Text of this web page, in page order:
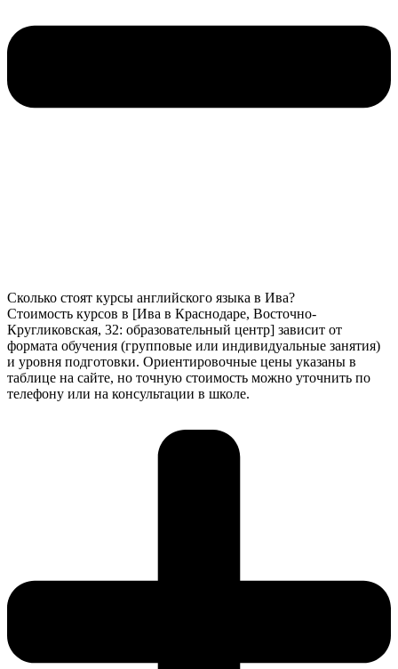
Сколько стоят курсы английского языка в Ива?
Стоимость курсов в [Ива в Краснодаре, Восточно-
Кругликовская, 32: образовательный центр] зависит от
формата обучения (групповые или индивидуальные занятия)
и уровня подготовки. Ориентировочные цены указаны в
таблице на сайте, но точную стоимость можно уточнить по
телефону или на консультации в школе.